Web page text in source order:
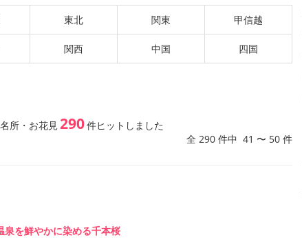
東北 関東 甲信越
関西 中国 四国
所・お花見290件ヒットしました
全 290 件中 41 〜 50 件
泉を鮮やかに染める千本桜